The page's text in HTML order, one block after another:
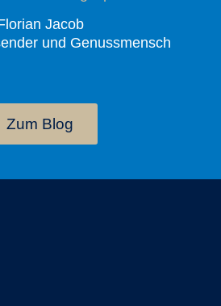
Jacob
und Genussmensch
Zum Blog